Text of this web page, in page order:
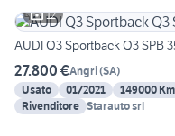
12
AUDI Q3 Sportback Q3 SPB
27.800 €Angri(SA)
Usato
01/2021 149000 Km
Rivenditore Starauto srl